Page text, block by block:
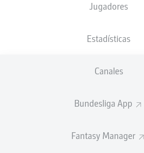
Jugadores
Estadísticas
Canales
Bundesliga App
Fantasy Manager
D. Brych
FINAL